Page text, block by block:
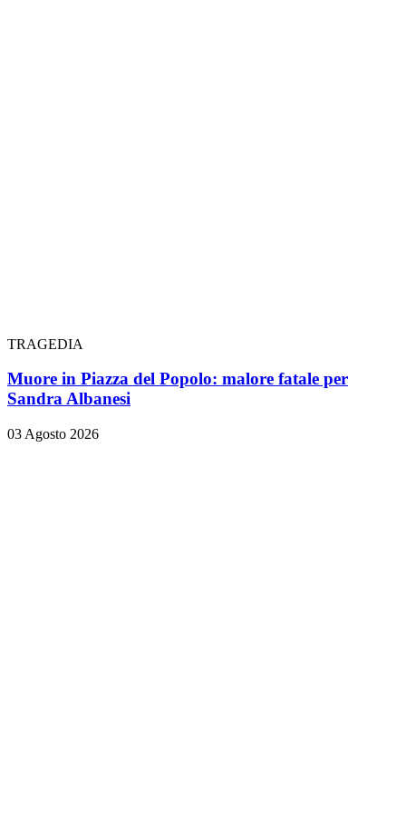
TRAGEDIA
Muore in Piazza del Popolo: malore fatale per
Sandra Albanesi
03 Agosto 2026